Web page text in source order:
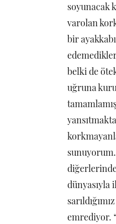
soyunacak
varolan
bir
belki de
uğruna
emrediyor.